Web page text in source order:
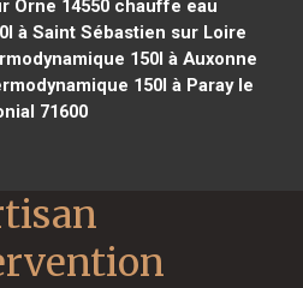
Orne 14550chauffe eau
à Saint Sébastien sur Loire
150l à Auxonne
150l à Paray le
71600